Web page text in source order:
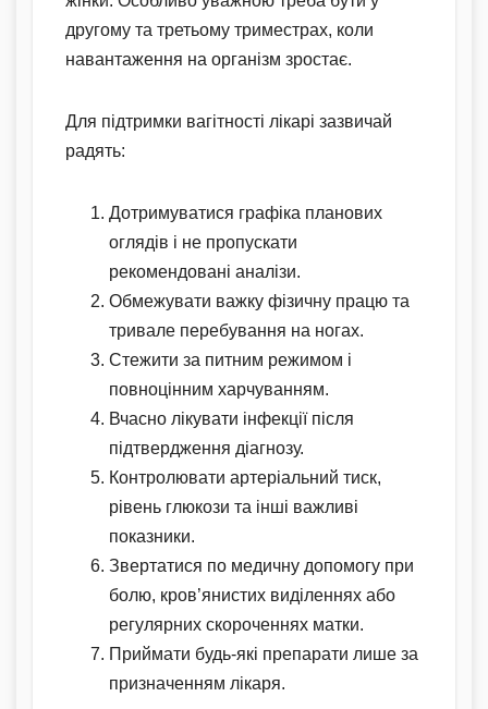
другому та третьому триместрах, коли
навантаження на організм зростає.
Для підтримки вагітності лікарі зазвичай
радять:
Дотримуватися графіка планових
оглядів і не пропускати
рекомендовані аналізи.
Обмежувати важку фізичну працю та
тривале перебування на ногах.
Стежити за питним режимом і
повноцінним харчуванням.
Вчасно лікувати інфекції після
підтвердження діагнозу.
Контролювати артеріальний тиск,
рівень глюкози та інші важливі
показники.
Звертатися по медичну допомогу при
болю, кров’янистих виділеннях або
регулярних скороченнях матки.
Приймати будь-які препарати лише за
призначенням лікаря.